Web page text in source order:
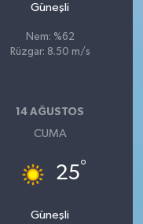
Güneşli
Nem: %62
Rüzgar: 8.50 m/s
14 AĞUSTOS
CUMA
25°
Güneşli